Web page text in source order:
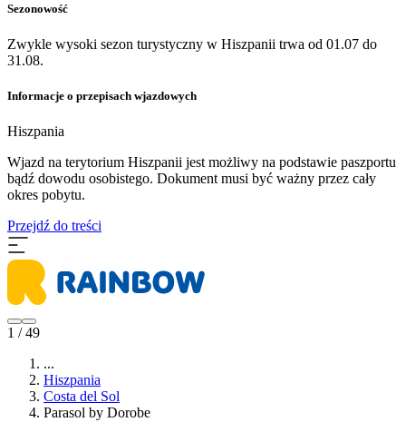
Sezonowość
Zwykle wysoki sezon turystyczny w Hiszpanii trwa od 01.07 do
31.08.
Informacje o przepisach wjazdowych
Hiszpania
​Wjazd na terytorium Hiszpanii jest możliwy na podstawie paszportu
bądź dowodu osobistego. Dokument musi być ważny przez cały
okres pobytu.
Przejdź do treści
1 / 49
...
Hiszpania
Costa del Sol
Parasol by Dorobe